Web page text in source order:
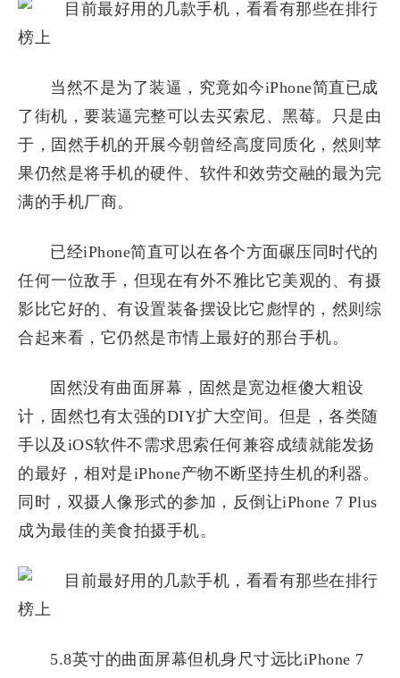
当然不是为了装逼，究竟如今iPhone简直已成
了街机，要装逼完整可以去买索尼、黑莓。只是由
于，固然手机的开展今朝曾经高度同质化，然则苹
果仍然是将手机的硬件、软件和效劳交融的最为完
满的手机厂商。
已经iPhone简直可以在各个方面碾压同时代的
任何一位敌手，但现在有外不雅比它美观的、有摄
影比它好的、有设置装备摆设比它彪悍的，然则综
合起来看，它仍然是市情上最好的那台手机。
固然没有曲面屏幕，固然是宽边框傻大粗设
计，固然乜有太强的DIY扩大空间。但是，各类随
手以及iOS软件不需求思索任何兼容成绩就能发扬
的最好，相对是iPhone产物不断坚持生机的利器。
同时，双摄人像形式的参加，反倒让iPhone 7 Plus
成为最佳的美食拍摄手机。
5.8英寸的曲面屏幕但机身尺寸远比iPhone 7